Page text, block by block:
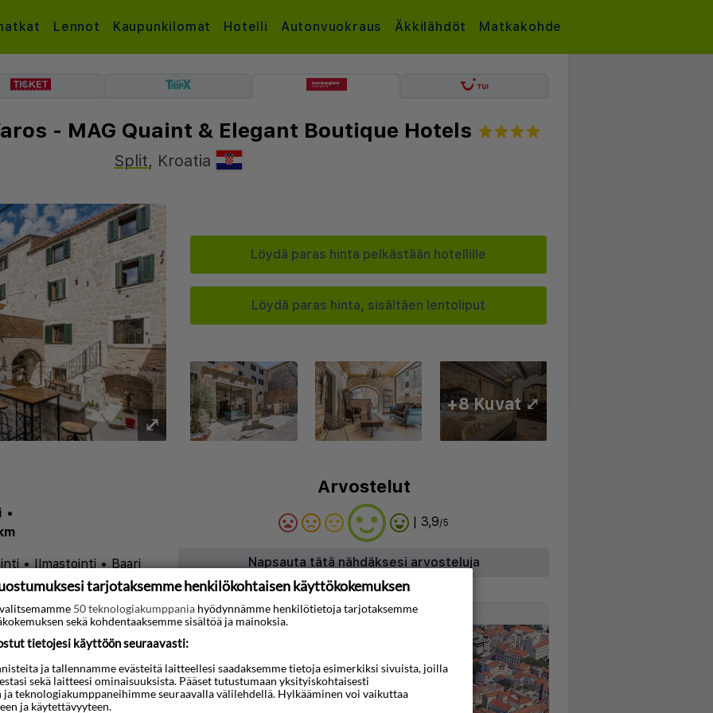
Lennot Kaupunkilomat Hotelli Autonvuokraus Äkkilähdöt Matkakohde
- MAG Quaint & Elegant Boutique Hotels
Split, Kroatia
⤢
Löydä paras hinta pelkästään hotellille
Löydä paras hinta, sisältäen lentoliput
+8 Kuvat ⤢
•
• Ilmastointi • Baari
Arvostelut
| 3,9/5
Napsauta tätä nähdäksesi arvosteluja
Quaint & Elegant
majoituksen
viehätystä
3D-animaatio
tarjotaksemme henkilökohtaisen käyttökokemuksen
50 teknologiakumppania hyödynnämme henkilötietoja tarjotaksemme
sekä kohdentaaksemme sisältöä ja mainoksia.
tietojesi käyttöön seuraavasti:
ja tallennamme evästeitä laitteellesi saadaksemme tietoja esimerkiksi sivuista, joilla
sekä laitteesi ominaisuuksista. Pääset tutustumaan yksityiskohtaisesti
teknologiakumppaneihimme seuraavalla välilehdellä. Hylkääminen voi vaikuttaa
ja käytettävyyteen.